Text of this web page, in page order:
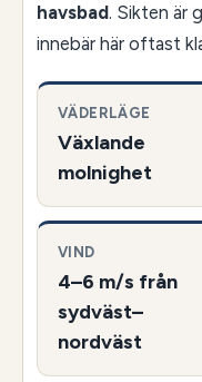
havsbad. Sikten är
innebär här oftast
VÄDERLÄGE
Växlande
molnighet
VIND
4–6 m/s från
sydväst–
nordväst